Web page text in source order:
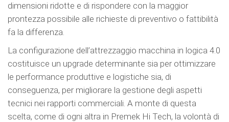
dimensioni ridotte e di rispondere con la maggior
prontezza possibile alle richieste di preventivo o fattibilità
fa la differenza.
La configurazione dell’attrezzaggio macchina in logica 4.0
costituisce un upgrade determinante sia per ottimizzare
le performance produttive e logistiche sia, di
conseguenza, per migliorare la gestione degli aspetti
tecnici nei rapporti commerciali. A monte di questa
scelta, come di ogni altra in Premek Hi Tech, la volontà di